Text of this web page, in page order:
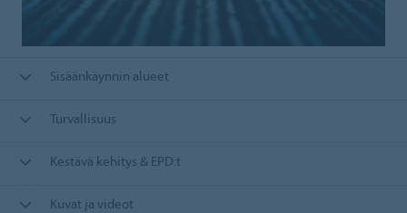
Sisäänkäynnin alueet
Turvallisuus
Kestävä kehitys & EPD:t
Kuvat ja videot